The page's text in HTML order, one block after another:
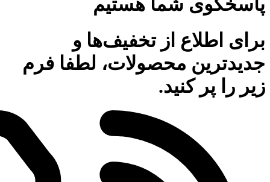
برای اطلاع از تخفیف‌ها و
جدیدترین محصولات، لطفا فرم
زیر را پر کنید.